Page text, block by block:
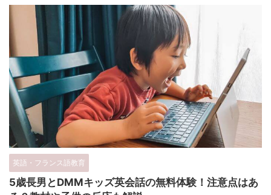
英語・フランス語教育
5歳長男とDMMキッズ英会話の無料体験！注意点はあ